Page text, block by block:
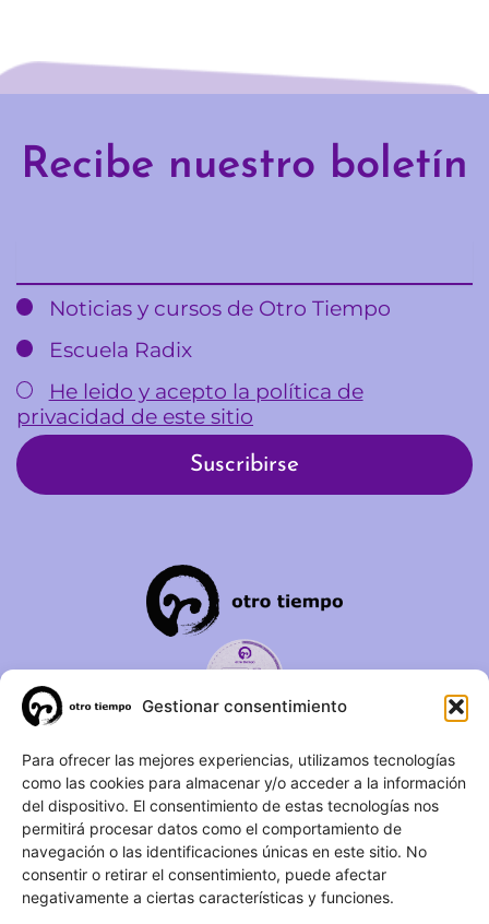
Gestionar consentimiento
Para ofrecer las mejores experiencias, utilizamos tecnologías
como las cookies para almacenar y/o acceder a la información
del dispositivo. El consentimiento de estas tecnologías nos
permitirá procesar datos como el comportamiento de
navegación o las identificaciones únicas en este sitio. No
consentir o retirar el consentimiento, puede afectar
negativamente a ciertas características y funciones.
Recibe nuestro boletín
Noticias y cursos de Otro Tiempo
Escuela Radix
He leido y acepto la política de
privacidad de este sitio
C/ Duque de Fernán Núñez,
2 – 1ºA 28012 – Madrid
(+34) 623 183 283
info@otrotiempo.org